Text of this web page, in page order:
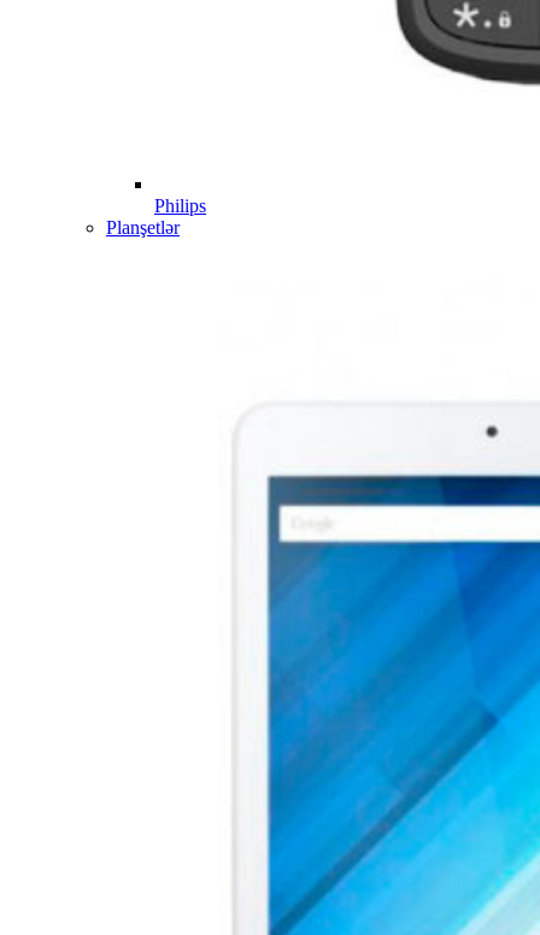
Philips
Planşetlər